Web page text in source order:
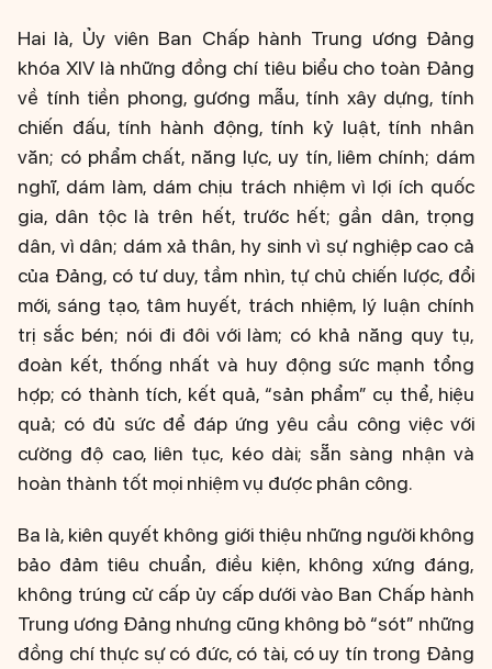
Hai là, Ủy viên Ban Chấp hành Trung ương Đảng
khóa XIV là những đồng chí tiêu biểu cho toàn Đảng
về tính tiền phong, gương mẫu, tính xây dựng, tính
chiến đấu, tính hành động, tính kỷ luật, tính nhân
văn; có phẩm chất, năng lực, uy tín, liêm chính; dám
nghĩ, dám làm, dám chịu trách nhiệm vì lợi ích quốc
gia, dân tộc là trên hết, trước hết; gần dân, trọng
dân, vì dân; dám xả thân, hy sinh vì sự nghiệp cao cả
của Đảng, có tư duy, tầm nhìn, tự chủ chiến lược, đổi
mới, sáng tạo, tâm huyết, trách nhiệm, lý luận chính
trị sắc bén; nói đi đôi với làm; có khả năng quy tụ,
đoàn kết, thống nhất và huy động sức mạnh tổng
hợp; có thành tích, kết quả, “sản phẩm” cụ thể, hiệu
quả; có đủ sức để đáp ứng yêu cầu công việc với
cường độ cao, liên tục, kéo dài; sẵn sàng nhận và
hoàn thành tốt mọi nhiệm vụ được phân công.
Ba là, kiên quyết không giới thiệu những người không
bảo đảm tiêu chuẩn, điều kiện, không xứng đáng,
không trúng cử cấp ủy cấp dưới vào Ban Chấp hành
Trung ương Đảng nhưng cũng không bỏ “sót” những
đồng chí thực sự có đức, có tài, có uy tín trong Đảng